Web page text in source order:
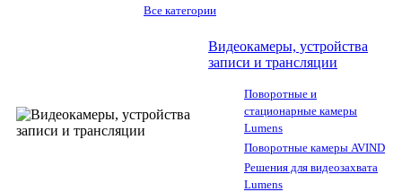
Все категории
Видеокамеры, устройства
записи и трансляции
Поворотные и
стационарные камеры
Lumens
Поворотные камеры AVIND
Решения для видеозахвата
Lumens